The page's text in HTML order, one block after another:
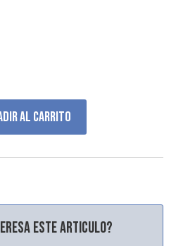
al carrito
este articulo?